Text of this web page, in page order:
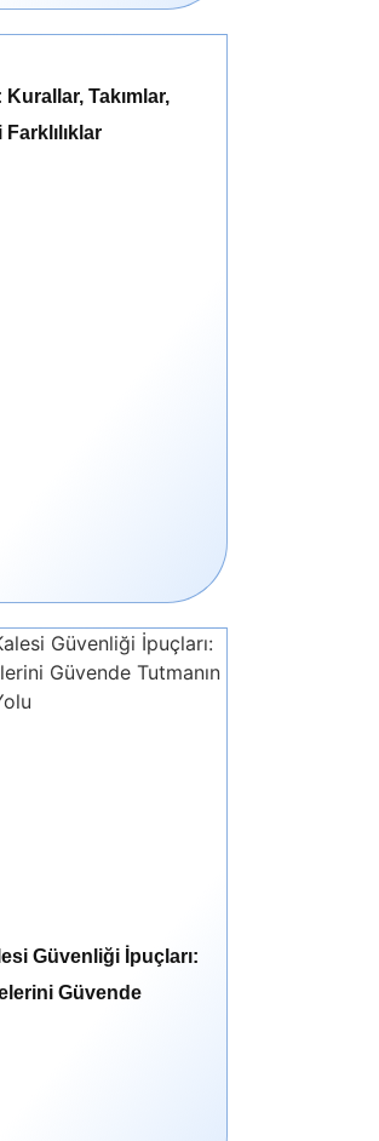
Takımlar,
Güvenliği İpuçları:
Güvende